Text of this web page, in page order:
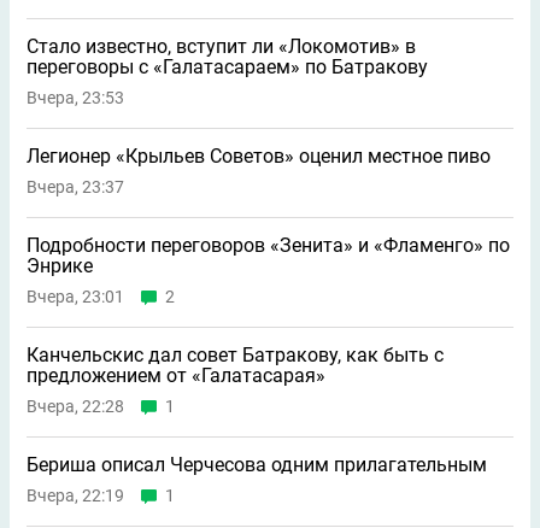
Стало известно, вступит ли «Локомотив» в
переговоры с «Галатасараем» по Батракову
Вчера, 23:53
Легионер «Крыльев Советов» оценил местное пиво
Вчера, 23:37
Подробности переговоров «Зенита» и «Фламенго» по
Энрике
Вчера, 23:01 2
Канчельскис дал совет Батракову, как быть с
предложением от «Галатасарая»
Вчера, 22:28 1
Бериша описал Черчесова одним прилагательным
Вчера, 22:19 1